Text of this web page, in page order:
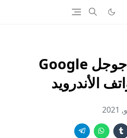
تحميل مساعد جوجل Google